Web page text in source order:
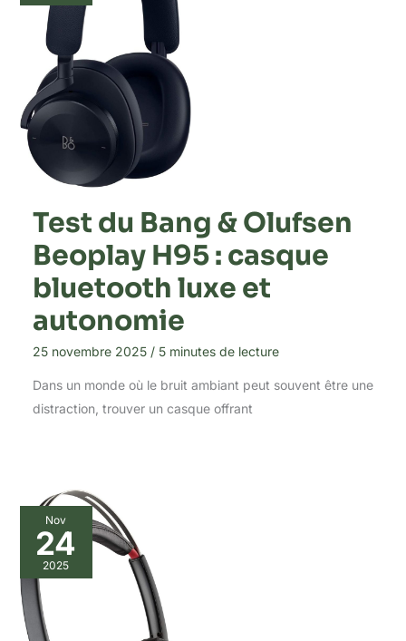
Test du Bang & Olufsen
Beoplay H95 : casque
bluetooth luxe et
autonomie
25 novembre 2025 / 5 minutes de lecture
Dans un monde où le bruit ambiant peut souvent être une
distraction, trouver un casque offrant
Nov
24
2025